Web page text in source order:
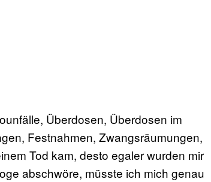
Überdosen, Überdosen im
Festnahmen, Zwangsräumungen,
Tod kam, desto egaler wurden mir
abschwöre, müsste ich mich genau